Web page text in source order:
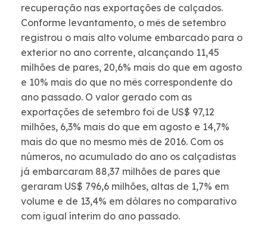
recuperação nas exportações de calçados.
Conforme levantamento, o mês de setembro
registrou o mais alto volume embarcado para o
exterior no ano corrente, alcançando 11,45
milhões de pares, 20,6% mais do que em agosto
e 10% mais do que no mês correspondente do
ano passado. O valor gerado com as
exportações de setembro foi de US$ 97,12
milhões, 6,3% mais do que em agosto e 14,7%
mais do que no mesmo mês de 2016. Com os
números, no acumulado do ano os calçadistas
já embarcaram 88,37 milhões de pares que
geraram US$ 796,6 milhões, altas de 1,7% em
volume e de 13,4% em dólares no comparativo
com igual ínterim do ano passado.